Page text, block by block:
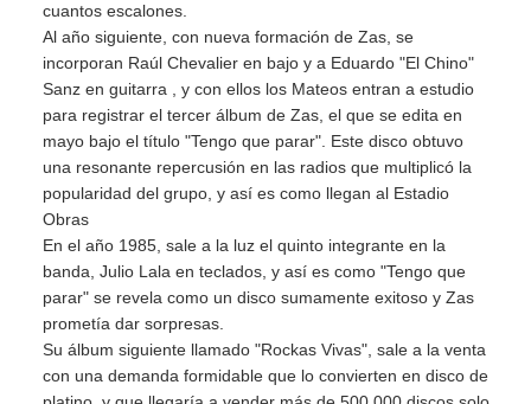
cuantos escalones.
Al año siguiente, con nueva formación de Zas, se
incorporan Raúl Chevalier en bajo y a Eduardo "El Chino"
Sanz en guitarra , y con ellos los Mateos entran a estudio
para registrar el tercer álbum de Zas, el que se edita en
mayo bajo el título "Tengo que parar". Este disco obtuvo
una resonante repercusión en las radios que multiplicó la
popularidad del grupo, y así es como llegan al Estadio
Obras
En el año 1985, sale a la luz el quinto integrante en la
banda, Julio Lala en teclados, y así es como "Tengo que
parar" se revela como un disco sumamente exitoso y Zas
prometía dar sorpresas.
Su álbum siguiente llamado "Rockas Vivas", sale a la venta
con una demanda formidable que lo convierten en disco de